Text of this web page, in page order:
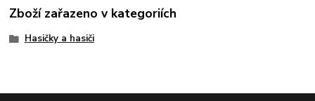
Zboží zařazeno v kategoriích
Hasičky a hasiči